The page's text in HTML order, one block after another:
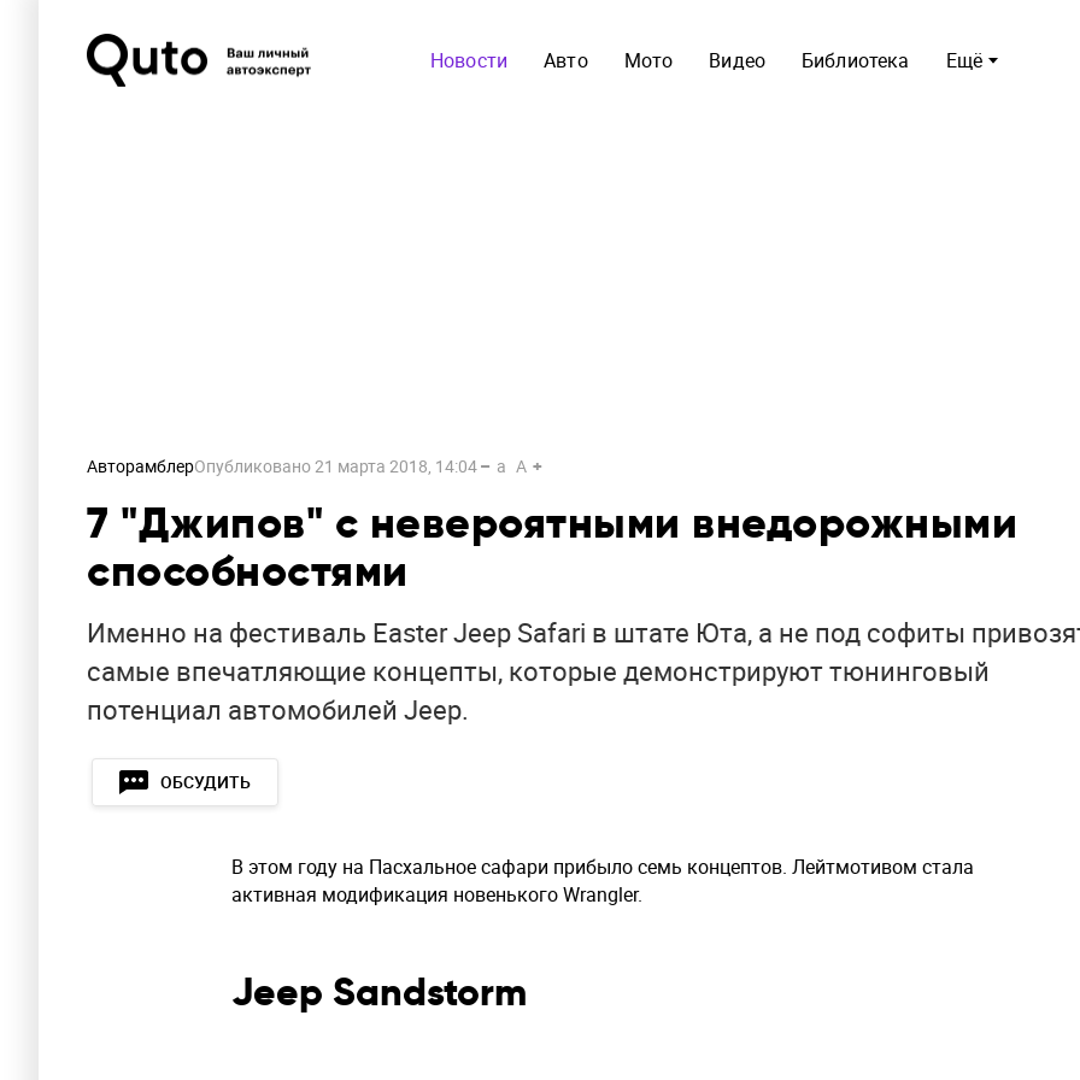
Ещё
Новости Авто Мото Видео Библиотека
АвторамблерОпубликовано21 марта 2018, 14:04 a A
7 "Джипов" c невероятными внедорожными
способностями
Именно на фестиваль Easter Jeep Safari в штате Юта, а не под софиты
самые впечатляющие концепты, которые демонстрируют тюнинговый
потенциал автомобилей Jeep.
ОБСУДИТЬ
В этом году на Пасхальное сафари прибыло семь концептов. Лейтмотивом стала
активная модификация новенького Wrangler.
Jeep Sandstorm